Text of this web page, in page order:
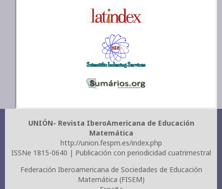
UNIÓN- Revista IberoAmericana de Educación
Matemática
http://union.fespm.es/index.php
ISSNe 1815-0640 | Publicación con periodicidad cuatrimestral
Federación Iberoamericana de Sociedades de Educación
Matemática (FISEM)